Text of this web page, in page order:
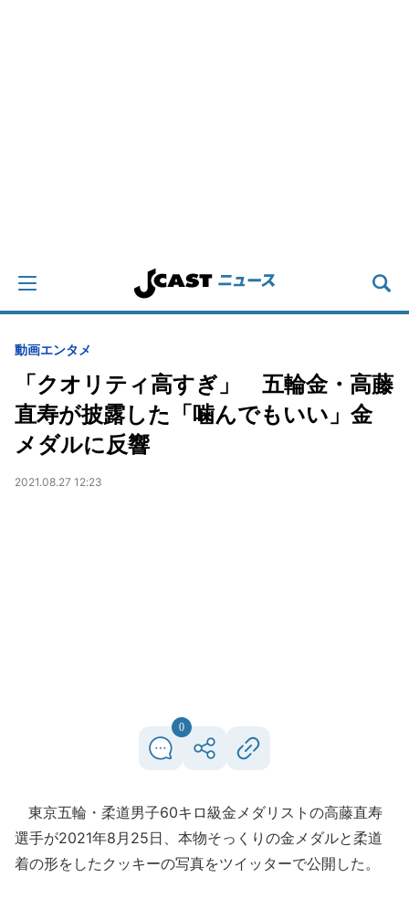
動画エンタメ
「クオリティ高すぎ」 五輪金・高藤
直寿が披露した「噛んでもいい」金
メダルに反響
2021.08.27 12:23
0
東京五輪・柔道男子60キロ級金メダリストの高藤直寿
選手が2021年8月25日、本物そっくりの金メダルと柔道
着の形をしたクッキーの写真をツイッターで公開した。